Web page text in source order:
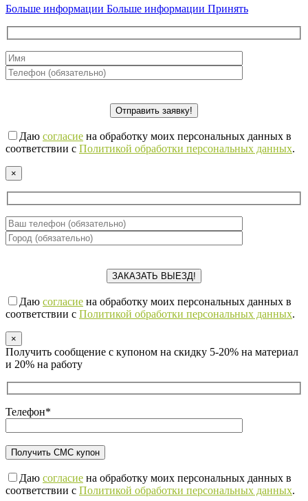
Больше информации Больше информации Принять
Даю согласие на обработку моих персональных данных в
соответствии с Политикой обработки персональных данных.
×
Даю согласие на обработку моих персональных данных в
соответствии с Политикой обработки персональных данных.
×
Получить сообщение с купоном на скидку 5-20% на материал
и 20% на работу
Телефон*
Даю согласие на обработку моих персональных данных в
соответствии с Политикой обработки персональных данных.